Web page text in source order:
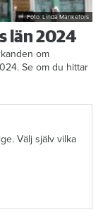
Foto: Linda Mankefors
län 2024
om
Se om du hittar
Välj själv vilka